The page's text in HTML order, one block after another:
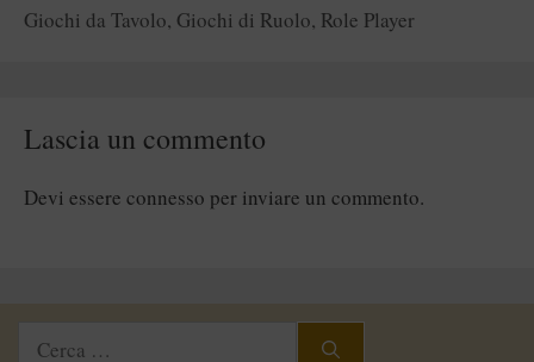
Giochi da Tavolo, Giochi di Ruolo, Role Player
Lascia un commento
Devi essere connesso per inviare un commento.
Ricerca